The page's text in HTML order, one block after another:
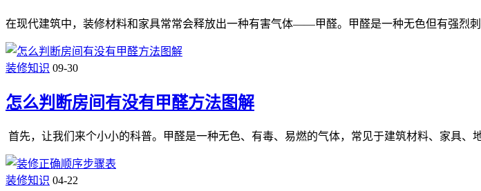
在现代建筑中，装修材料和家具常常会释放出一种有害气体——甲醛。甲醛是一种无色但有强烈
装修知识 09-30
怎么判断房间有没有甲醛方法图解
首先，让我们来个小小的科普。甲醛是一种无色、有毒、易燃的气体，常见于建筑材料、家具
装修知识 04-22